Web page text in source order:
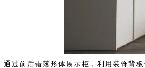
通过前后错落形体展示柜，利用装饰背